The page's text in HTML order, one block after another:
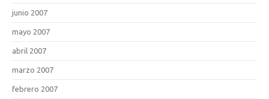
junio 2007
mayo 2007
abril 2007
marzo 2007
febrero 2007